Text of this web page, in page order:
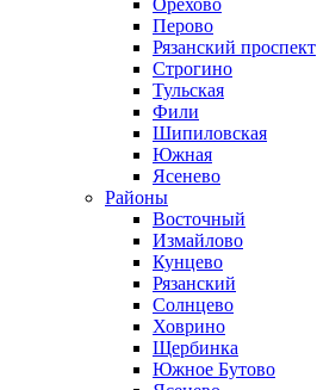
Орехово
Перово
Рязанский проспект
Строгино
Тульская
Фили
Шипиловская
Южная
Ясенево
Районы
Восточный
Измайлово
Кунцево
Рязанский
Солнцево
Ховрино
Щербинка
Южное Бутово